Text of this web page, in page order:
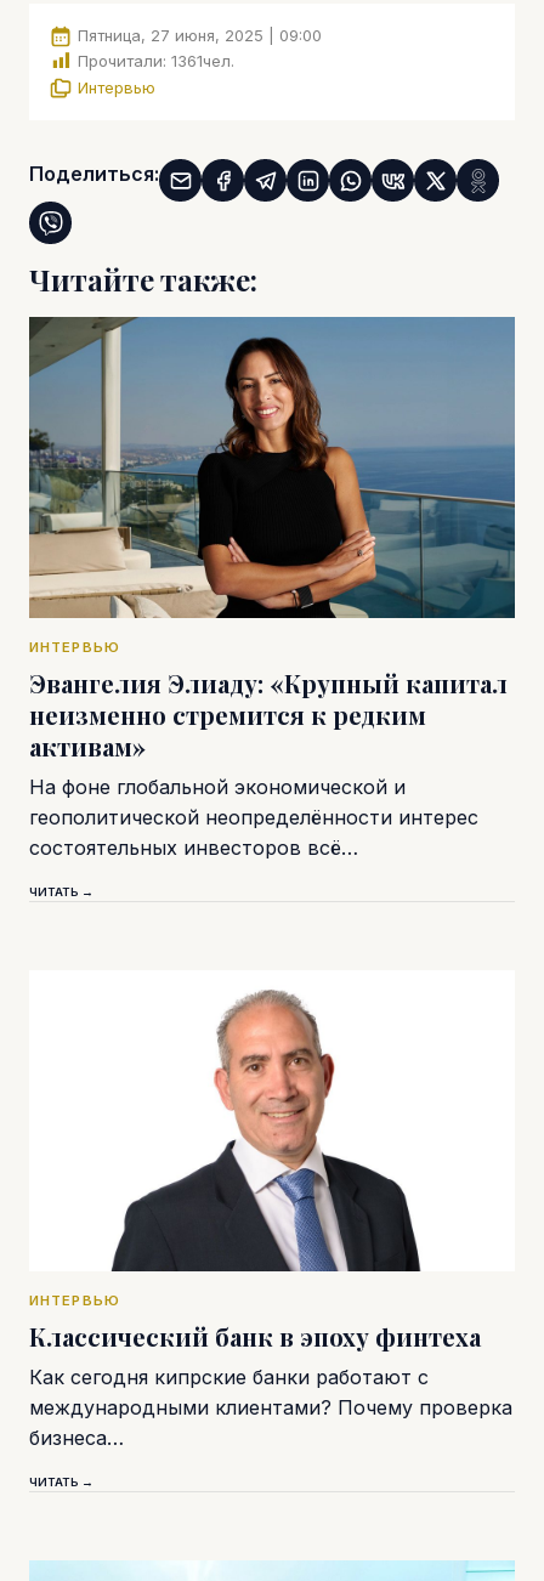
Пятница, 27 июня, 2025 | 09:00
Прочитали: 1361чел.
Интервью
Поделиться:
Читайте также:
ИНТЕРВЬЮ
Эвангелия Элиаду: «Крупный капитал
неизменно стремится к редким
активам»
На фоне глобальной экономической и
геополитической неопределённости интерес
состоятельных инвесторов всё…
ЧИТАТЬ →
ИНТЕРВЬЮ
Классический банк в эпоху финтеха
Как сегодня кипрские банки работают с
международными клиентами? Почему проверка
бизнеса…
ЧИТАТЬ →